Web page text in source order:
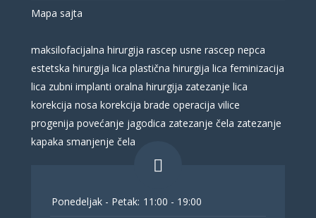
Mapa sajta
maksilofacijalna hirurgija rascep usne rascep nepca
estetska hirurgija lica plastična hirurgija lica feminizacija
lica zubni implanti oralna hirurgija zatezanje lica
korekcija nosa korekcija brade operacija vilice
progenija povećanje jagodica zatezanje čela zatezanje
kapaka smanjenje čela
Ponedeljak - Petak: 11:00 - 19:00